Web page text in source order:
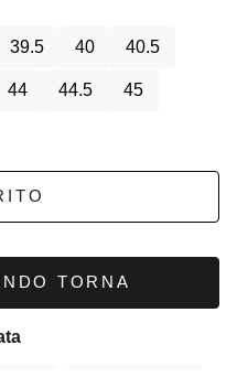
39.5 40 40.5
44 44.5 45
TORNA